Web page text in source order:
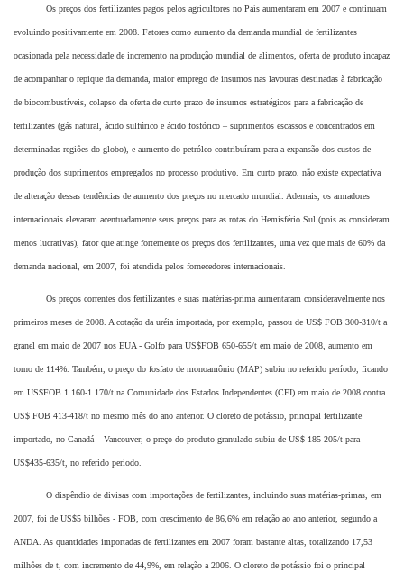
Os preços dos fertilizantes pagos pelos agricultores no País aumentaram em 2007 e continuam
evoluindo positivamente em 2008. Fatores como aumento da demanda mundial de fertilizantes
ocasionada pela necessidade de incremento na produção mundial de alimentos, oferta de produto incapaz
de acompanhar o repique da demanda, maior emprego de insumos nas lavouras destinadas à fabricação
de biocombustíveis, colapso da oferta de curto prazo de insumos estratégicos para a fabricação de
fertilizantes (gás natural, ácido sulfúrico e ácido fosfórico – suprimentos escassos e concentrados em
determinadas regiões do globo), e aumento do petróleo contribuíram para a expansão dos custos de
produção dos suprimentos empregados no processo produtivo. Em curto prazo, não existe expectativa
de alteração dessas tendências de aumento dos preços no mercado mundial. Ademais, os armadores
internacionais elevaram acentuadamente seus preços para as rotas do Hemisfério Sul (pois as consideram
menos lucrativas), fator que atinge fortemente os preços dos fertilizantes, uma vez que mais de 60% da
demanda nacional, em 2007, foi atendida pelos fornecedores internacionais.
Os preços correntes dos fertilizantes e suas matérias-prima aumentaram consideravelmente nos
primeiros meses de 2008. A cotação da uréia importada, por exemplo, passou de US$ FOB 300-310/t a
granel em maio de 2007 nos EUA - Golfo para US$FOB 650-655/t em maio de 2008, aumento em
torno de 114%. Também, o preço do fosfato de monoamônio (MAP) subiu no referido período, ficando
em US$FOB 1.160-1.170/t na Comunidade dos Estados Independentes (CEI) em maio de 2008 contra
US$ FOB 413-418/t no mesmo mês do ano anterior. O cloreto de potássio, principal fertilizante
importado, no Canadá – Vancouver, o preço do produto granulado subiu de US$ 185-205/t para
US$435-635/t, no referido período.
O dispêndio de divisas com importações de fertilizantes, incluindo suas matérias-primas, em
2007, foi de US$5 bilhões - FOB, com crescimento de 86,6% em relação ao ano anterior, segundo a
ANDA. As quantidades importadas de fertilizantes em 2007 foram bastante altas, totalizando 17,53
milhões de t, com incremento de 44,9%, em relação a 2006. O cloreto de potássio foi o principal